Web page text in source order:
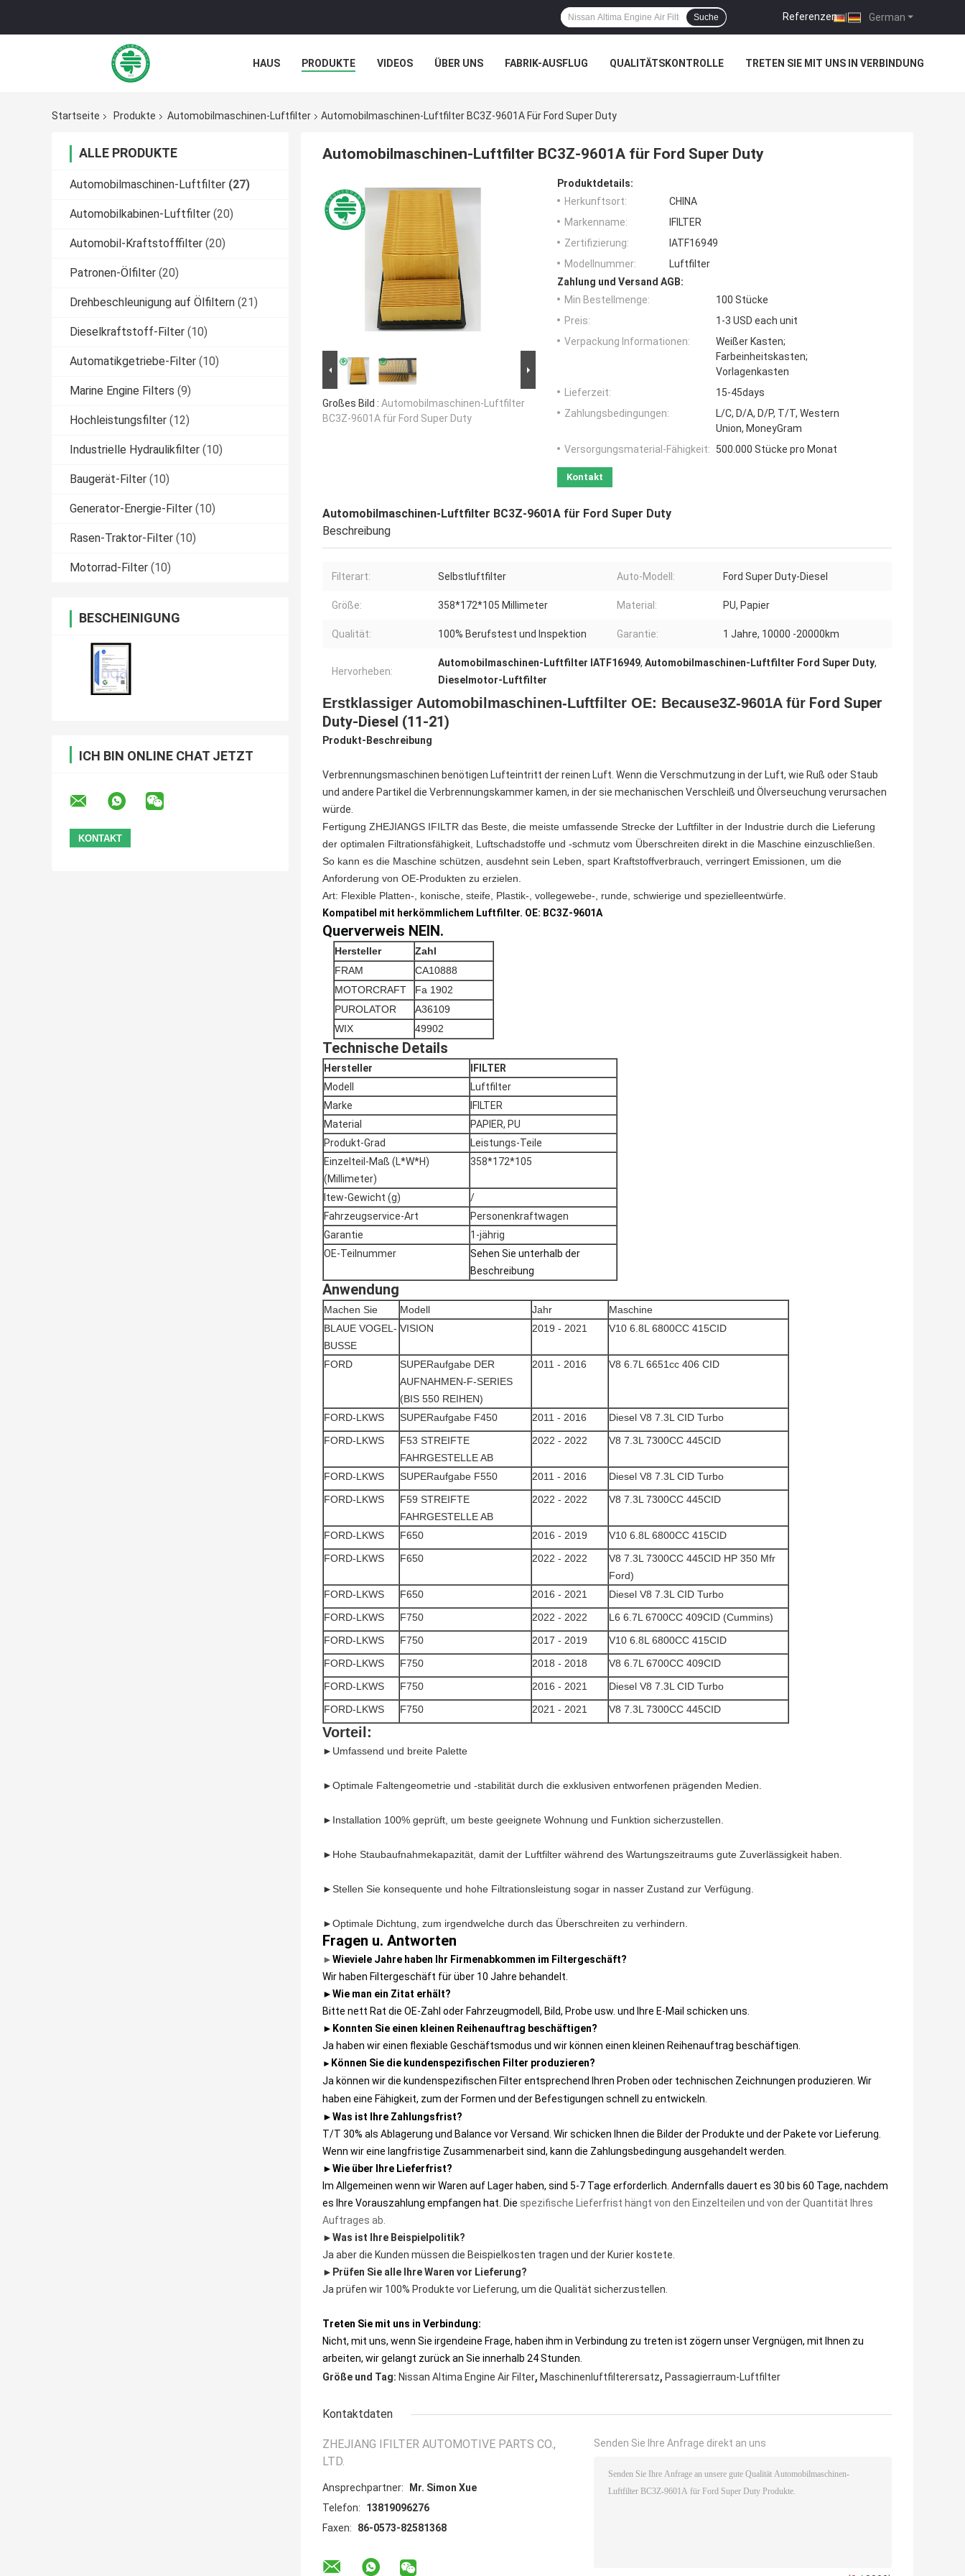
German
Referenzen |
Suche
HAUS PRODUKTE VIDEOS ÜBER UNS FABRIK-AUSFLUG QUALITÄTSKONTROLLE TRETEN SIE MIT UNS IN VERBINDUNG
Startseite
Produkte Automobilmaschinen-Luftfilter Automobilmaschinen-Luftfilter BC3Z-9601A Für Ford Super Duty
ALLE PRODUKTE
Automobilmaschinen-Luftfilter (27)
Automobilkabinen-Luftfilter (20)
Automobil-Kraftstofffilter (20)
Patronen-Ölfilter (20)
Drehbeschleunigung auf Ölfiltern (21)
Dieselkraftstoff-Filter (10)
Automatikgetriebe-Filter (10)
Marine Engine Filters (9)
Hochleistungsfilter (12)
Industrielle Hydraulikfilter (10)
Baugerät-Filter (10)
Generator-Energie-Filter (10)
Rasen-Traktor-Filter (10)
Motorrad-Filter (10)
BESCHEINIGUNG
ICH BIN ONLINE CHAT JETZT
Automobilmaschinen-Luftfilter BC3Z-9601A für Ford Super Duty
Großes Bild : Automobilmaschinen-Luftfilter
BC3Z-9601A für Ford Super Duty
Produktdetails:
Herkunftsort:
CHINA
Markenname:
IFILTER
Zertifizierung:
IATF16949
Modellnummer:
Luftfilter
Zahlung und Versand AGB:
Min Bestellmenge:
100 Stücke
Preis:
1-3 USD each unit
Verpackung Informationen:
Weißer Kasten;
Farbeinheitskasten;
Vorlagenkasten
Lieferzeit:
15-45days
Zahlungsbedingungen:
L/C, D/A, D/P, T/T, Western
Union, MoneyGram
Versorgungsmaterial-Fähigkeit:
500.000 Stücke pro Monat
Kontakt
Automobilmaschinen-Luftfilter BC3Z-9601A für Ford Super Duty
Beschreibung
Filterart: Selbstluftfilter Auto-Modell: Ford Super Duty-Diesel
Größe: 358*172*105 Millimeter Material: PU, Papier
Qualität: 100% Berufstest und Inspektion Garantie: 1 Jahre, 10000 -20000km
Hervorheben:
Automobilmaschinen-Luftfilter IATF16949, Automobilmaschinen-Luftfilter Ford Super Duty,
Dieselmotor-Luftfilter
Erstklassiger Automobilmaschinen-Luftfilter OE: Because3Z-9601A für Ford Super
Duty-Diesel (11-21)
Produkt-Beschreibung
Verbrennungsmaschinen benötigen Lufteintritt der reinen Luft. Wenn die Verschmutzung in der Luft, wie Ruß oder Staub
und andere Partikel die Verbrennungskammer kamen, in der sie mechanischen Verschleiß und Ölverseuchung verursachen
würde.
Fertigung ZHEJIANGS IFILTR das Beste, die meiste umfassende Strecke der Luftfilter in der Industrie durch die Lieferung
der optimalen Filtrationsfähigkeit, Luftschadstoffe und -schmutz vom Überschreiten direkt in die Maschine einzuschließen.
So kann es die Maschine schützen, ausdehnt sein Leben, spart Kraftstoffverbrauch, verringert Emissionen, um die
Anforderung von OE-Produkten zu erzielen.
Art: Flexible Platten-, konische, steife, Plastik-, vollegewebe-, runde, schwierige und spezielleentwürfe.
Kompatibel mit herkömmlichem Luftfilter. OE: BC3Z-9601A
Querverweis NEIN.
Hersteller
Zahl
FRAM
CA10888
MOTORCRAFT
Fa 1902
PUROLATOR
A36109
WIX
49902
Technische Details
Hersteller
IFILTER
Modell
Luftfilter
Marke
IFILTER
Material
PAPIER, PU
Produkt-Grad
Leistungs-Teile
Einzelteil-Maß (L*W*H)
(Millimeter)
358*172*105
Itew-Gewicht (g)
/
Fahrzeugservice-Art
Personenkraftwagen
Garantie
1-jährig
OE-Teilnummer
Sehen Sie unterhalb der
Beschreibung
Anwendung
Machen Sie Modell Jahr
Maschine
BLAUE VOGEL-
BUSSE
VISION 2019 - 2021 V10 6.8L 6800CC 415CID
FORD
SUPERaufgabe DER
AUFNAHMEN-F-SERIES
(BIS 550 REIHEN)
2011 - 2016 V8 6.7L 6651cc 406 CID
FORD-LKWS SUPERaufgabe F450 2011 - 2016
Diesel V8 7.3L CID Turbo
FORD-LKWS
F53 STREIFTE
FAHRGESTELLE AB
2022 - 2022 V8 7.3L 7300CC 445CID
FORD-LKWS SUPERaufgabe F550 2011 - 2016
Diesel V8 7.3L CID Turbo
FORD-LKWS
F59 STREIFTE
FAHRGESTELLE AB
2022 - 2022 V8 7.3L 7300CC 445CID
FORD-LKWS F650 2016 - 2019
V10 6.8L 6800CC 415CID
FORD-LKWS
F650 2022 - 2022
V8 7.3L 7300CC 445CID HP 350 Mfr
Ford)
FORD-LKWS
F650 2016 - 2021
Diesel V8 7.3L CID Turbo
FORD-LKWS
F750 2022 - 2022
L6 6.7L 6700CC 409CID (Cummins)
FORD-LKWS
F750 2017 - 2019
V10 6.8L 6800CC 415CID
FORD-LKWS
F750 2018 - 2018
V8 6.7L 6700CC 409CID
FORD-LKWS
F750 2016 - 2021
Diesel V8 7.3L CID Turbo
FORD-LKWS
F750 2021 - 2021 V8 7.3L 7300CC 445CID
Vorteil:
► Umfassend und breite Palette
►Optimale Faltengeometrie und -stabilität durch die exklusiven entworfenen prägenden Medien.
►Installation 100% geprüft, um beste geeignete Wohnung und Funktion sicherzustellen.
►Hohe Staubaufnahmekapazität, damit der Luftfilter während des Wartungszeitraums gute Zuverlässigkeit haben.
►Stellen Sie konsequente und hohe Filtrationsleistung sogar in nasser Zustand zur Verfügung.
►Optimale Dichtung, zum irgendwelche durch das Überschreiten zu verhindern.
Fragen u. Antworten
►Wieviele Jahre haben Ihr Firmenabkommen im Filtergeschäft?
Wir haben Filtergeschäft für über 10 Jahre behandelt.
►Wie man ein Zitat erhält?
Bitte nett Rat die OE-Zahl oder Fahrzeugmodell, Bild, Probe usw. und Ihre E-Mail schicken uns.
► Konnten Sie einen kleinen Reihenauftrag beschäftigen?
Ja haben wir einen flexiable Geschäftsmodus und wir können einen kleinen Reihenauftrag beschäftigen.
► Können Sie die kundenspezifischen Filter produzieren?
Ja können wir die kundenspezifischen Filter entsprechend Ihren Proben oder technischen Zeichnungen produzieren. Wir
haben eine Fähigkeit, zum der Formen und der Befestigungen schnell zu entwickeln.
►Was ist Ihre Zahlungsfrist?
T/T 30% als Ablagerung und Balance vor Versand. Wir schicken Ihnen die Bilder der Produkte und der Pakete vor Lieferung.
Wenn wir eine langfristige Zusammenarbeit sind, kann die Zahlungsbedingung ausgehandelt werden.
►Wie über Ihre Lieferfrist?
Im Allgemeinen wenn wir Waren auf Lager haben, sind 5-7 Tage erforderlich. Andernfalls dauert es 30 bis 60 Tage, nachdem
es Ihre Vorauszahlung empfangen hat. Die spezifische Lieferfrist hängt von den Einzelteilen und von derQuantität Ihres
Auftrages ab.
►Was ist Ihre Beispielpolitik?
Ja aber die Kunden müssen die Beispielkosten tragen und der Kurier kostete.
► Prüfen Sie alle Ihre Waren vor Lieferung?
Ja prüfen wir 100% Produkte vor Lieferung, um die Qualität sicherzustellen.
Treten Sie mit uns in Verbindung:
Nicht, mit uns, wenn Sie irgendeine Frage, haben ihm in Verbindung zu treten ist zögern unser Vergnügen, mit Ihnen zu
arbeiten, wir gelangt zurück an Sie innerhalb 24 Stunden.
Größe und Tag: Nissan Altima Engine Air Filter, Maschinenluftfilterersatz, Passagierraum-Luftfilter
Kontaktdaten
ZHEJIANG IFILTER AUTOMOTIVE PARTS CO.,
LTD.
Ansprechpartner:
Mr. Simon Xue
Telefon:
13819096276
Faxen:
86-0573-82581368
Senden Sie Ihre Anfrage direkt an uns